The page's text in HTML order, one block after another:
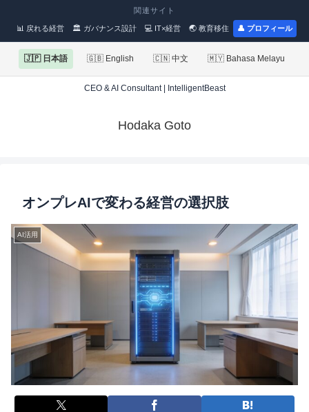
関連サイト
📊 戻れる経営 🏛 ガバナンス設計 💻 IT×経営 🌏 教育移住 👤 プロフィール
🇯🇵 日本語 🇬🇧 English 🇨🇳 中文 🇲🇾 Bahasa Melayu
CEO & AI Consultant | IntelligentBeast
Hodaka Goto
オンプレAIで変わる経営の選択肢
AI活用